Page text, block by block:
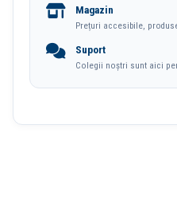
Magazin
Prețuri accesibile,
Suport
Colegii noștri sunt aici